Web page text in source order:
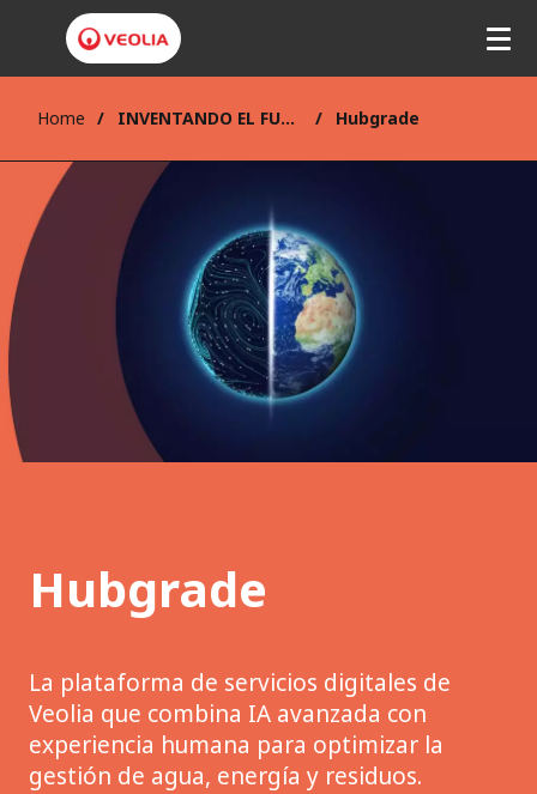
Home INVENTANDO EL FUTURO Hubgrade
Hubgrade
La plataforma de servicios digitales de
Veolia que combina IA avanzada con
experiencia humana para optimizar la
gestión de agua, energía y residuos.